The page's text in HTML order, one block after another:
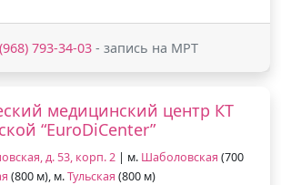
793-34-03 - запись на МРТ
медицинский центр КТ
“EuroDiCenter”
д. 53, корп. 2 | м. Шаболовская (700
(800 м), м.Тульская (800 м)